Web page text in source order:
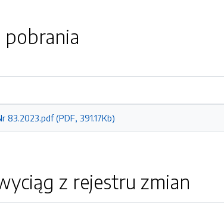
pobrania
83.2023.pdf (PDF, 391.17Kb)
z rejestru zmian